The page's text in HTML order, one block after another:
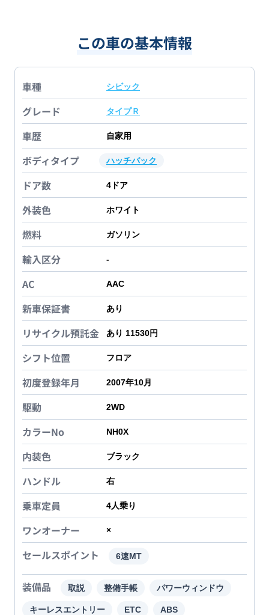
この車の基本情報
車種 シビック
グレード タイプＲ
車歴 自家用
ボディタイプ ハッチバック
ドア数 4 ドア
外装色 ホワイト
燃料 ガソリン
輸入区分 -
AC AAC
新車保証書 あり
リサイクル預託金 あり 11530円
シフト位置 フロア
初度登録年月 2007年10月
駆動 2WD
カラーNo NH0X
内装色 ブラック
ハンドル 右
乗車定員 4人乗り
ワンオーナー ×
セールスポイント 6速MT
装備品 取説 整備手帳 パワーウィンドウ
キーレスエントリー ETC ABS